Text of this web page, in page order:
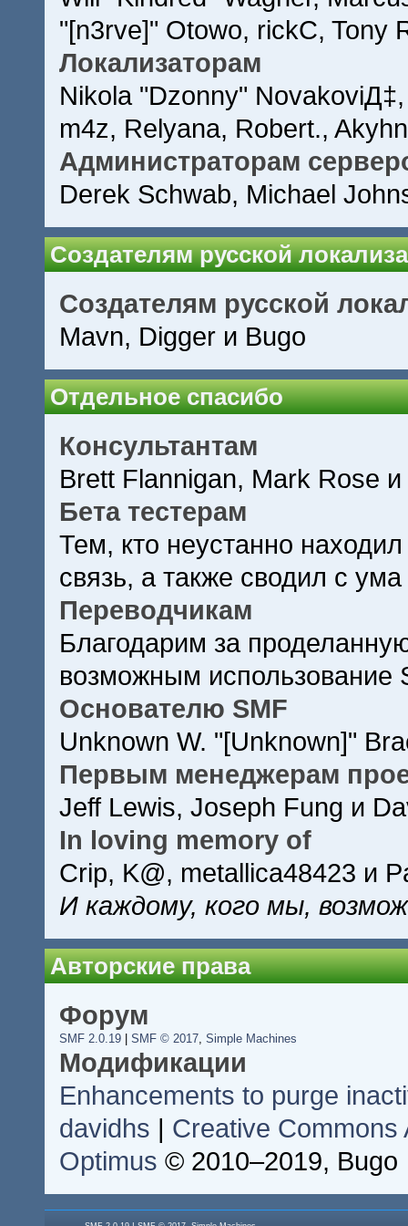
"[n3rve]" Otowo, rickC, Tony
Локализаторам
Nikola "Dzonny"
m4z, Relyana, Robert.,
Администраторам
Derek Schwab, Michael
Создателям русской
Создателям русской
Mavn, Digger и Bugo
Отдельное спасибо
Консультантам
Brett Flannigan, Mark Rose
Бета тестерам
Тем, кто неустанно
связь, а также сводил с ума
Переводчикам
Благодарим за
возможным использование
Основателю SMF
Unknown W. "[Unknown]"
Первым менеджерам
Jeff Lewis, Joseph Fung и
In loving memory of
Crip, K@, metallica48423 и
И каждому, кого мы,
Авторские права
Форум
SMF 2.0.19| SMF © 2017, Simple Machines
Модификации
Enhancements to purge
davidhs | Creative Commons
Optimus © 2010–2019, Bugo